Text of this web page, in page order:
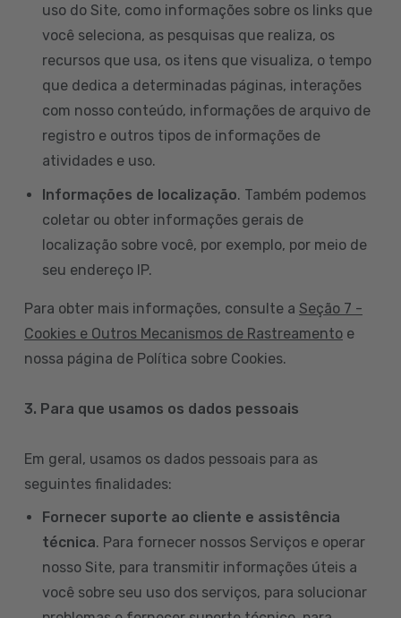
uso do Site, como informações sobre os links que
você seleciona, as pesquisas que realiza, os
recursos que usa, os itens que visualiza, o tempo
que dedica a determinadas páginas, interações
com nosso conteúdo, informações de arquivo de
registro e outros tipos de informações de
atividades e uso.
Informações de localização. Também podemos
coletar ou obter informações gerais de
localização sobre você, por exemplo, por meio de
seu endereço IP.
Para obter mais informações, consulte a Seção 7 -
Cookies e Outros Mecanismos de Rastreamento e
nossa página de Política sobre Cookies.
3. Para que usamos os dados pessoais
Em geral, usamos os dados pessoais para as
seguintes finalidades:
Fornecer suporte ao cliente e assistência
técnica. Para fornecer nossos Serviços e operar
nosso Site, para transmitir informações úteis a
você sobre seu uso dos serviços, para solucionar